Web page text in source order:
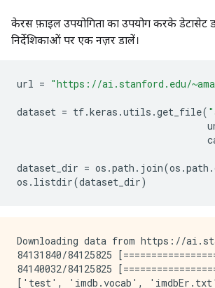
केरस फ़ाइल उपयोगिता का उपयोग करके डेटासेट
निर्देशिकाओं पर एक नज़र डालें।
url = "https://ai.stanford.edu/
dataset = tf.keras .utils .get_file(
dataset_dir = os .path . join(os .path .
os . listdir(dataset_dir)
Downloading data from https://
84131840/84125825
84140032/84125825